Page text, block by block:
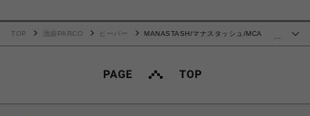
TOP 池袋PARCO ビーバー
MANASTASH/マナスタッシュ/MCA